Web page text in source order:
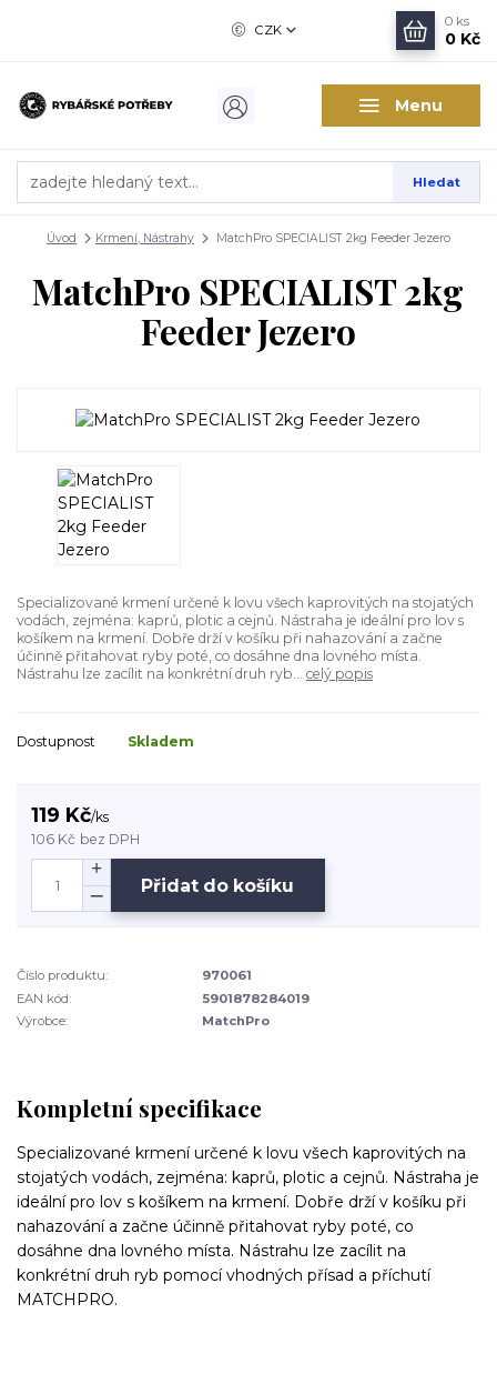
Menu
CZK
Hledat
0 ks
0 Kč
Úvod Krmení, Nástrahy MatchPro SPECIALIST 2kg Feeder Jezero
MatchPro SPECIALIST 2kg
Feeder Jezero
Specializované krmení určené k lovu všech kaprovitých na stojatých
vodách, zejména: kaprů, plotic a cejnů. Nástraha je ideální pro lov s
košíkem na krmení. Dobře drží v košíku při nahazování a začne
účinně přitahovat ryby poté, co dosáhne dna lovného místa.
Nástrahu lze zacílit na konkrétní druh ryb... celý popis
Dostupnost Skladem
119 Kč/ks
106 Kč bez DPH
Přidat do košíku
Číslo produktu:
970061
EAN kód:
5901878284019
Výrobce:
MatchPro
Kompletní specifikace
Specializované krmení určené k lovu všech kaprovitých na
stojatých vodách, zejména: kaprů, plotic a cejnů. Nástraha je
ideální pro lov s košíkem na krmení. Dobře drží v košíku při
nahazování a začne účinně přitahovat ryby poté, co
dosáhne dna lovného místa. Nástrahu lze zacílit na
konkrétní druh ryb pomocí vhodných přísad a příchutí
MATCHPRO.